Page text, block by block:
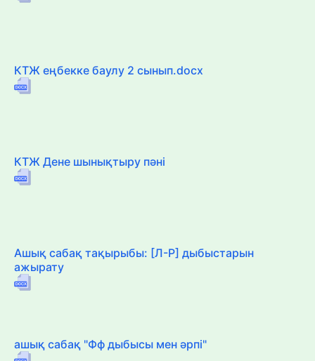
КТЖ еңбекке баулу 2 сынып.docx
КТЖ Дене шынықтыру пәні
Ашық сабақ тақырыбы: [Л-Р] дыбыстарын
ажырату
ашық сабақ "Фф дыбысы мен әрпі"